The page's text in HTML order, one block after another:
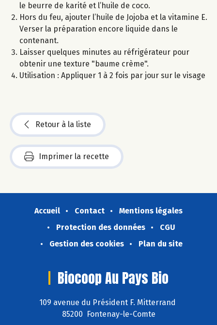
le beurre de karité et l’huile de coco.
Hors du feu, ajouter l’huile de Jojoba et la vitamine E.
Verser la préparation encore liquide dans le
contenant.
Laisser quelques minutes au réfrigérateur pour
obtenir une texture "baume crème".
Utilisation : Appliquer 1 à 2 fois par jour sur le visage
Retour à la liste
Imprimer la recette
Accueil Contact
Mentions légales
Protection des données
CGU
Gestion des cookies
Plan du site
Biocoop Au Pays Bio
109 avenue du Président F. Mitterrand
85200 Fontenay-le-Comte